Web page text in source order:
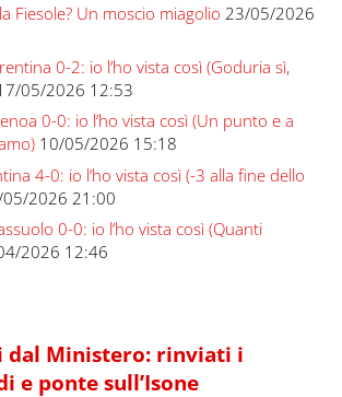
Fiesole? Un moscio miagolio 23/05/2026
0-2: io l’ho vista così (Goduria sì,
05/2026 12:53
0-0: io l’ho vista così (Un punto e a
10/05/2026 15:18
4-0: io l’ho vista così (-3 alla fine dello
2026 21:00
0-0: io l’ho vista così (Quanti
2026 12:46
dal Ministero: rinviati i
e ponte sull’Isone